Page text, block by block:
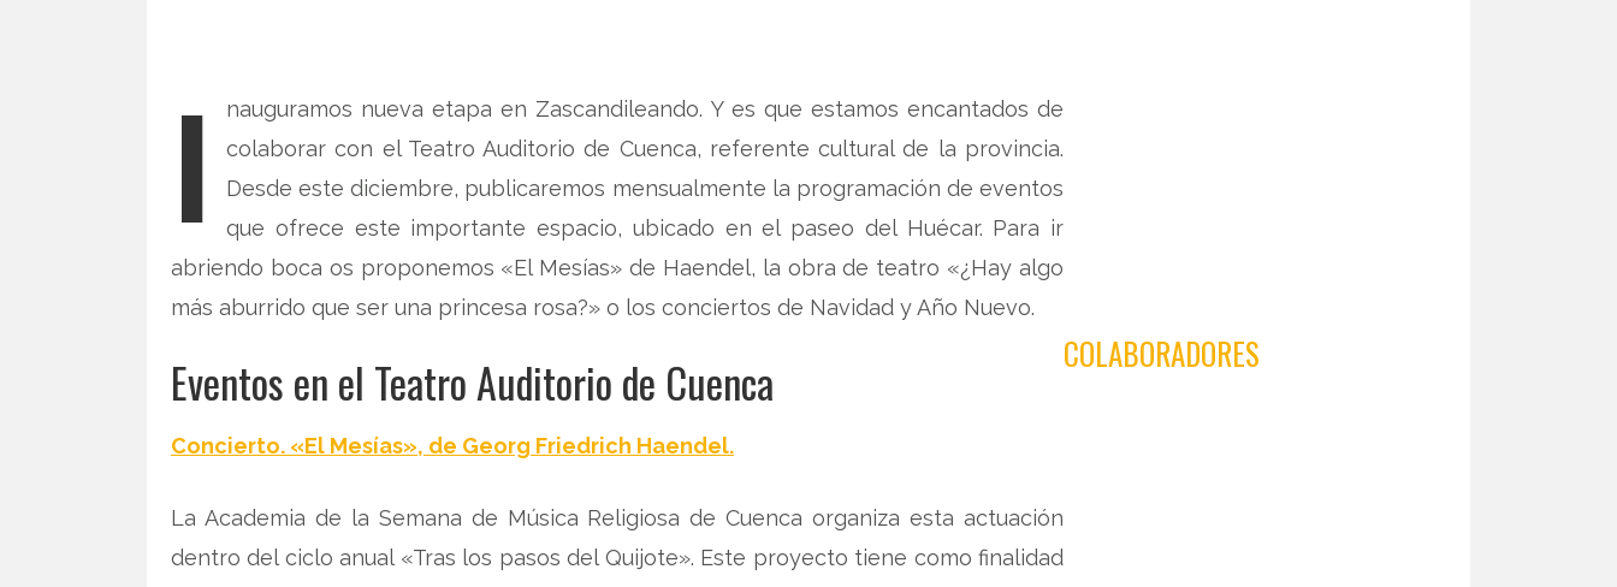
I
nauguramos nueva etapa en Zascandileando. Y es que estamos encantados de
colaborar con el Teatro Auditorio de Cuenca, referente cultural de la provincia.
Desde este diciembre, publicaremos mensualmente la programación de eventos
que ofrece este importante espacio, ubicado en el paseo del Huécar. Para ir
abriendo boca os proponemos «El Mesías» de Haendel, la obra de teatro «¿Hay algo
más aburrido que ser una princesa rosa?» o los conciertos de Navidad y Año Nuevo.
Eventos en el Teatro Auditorio de Cuenca
Concierto. «El Mesías», de Georg Friedrich Haendel.
La Academia de la Semana de Música Religiosa de Cuenca organiza esta actuación
dentro del ciclo anual «Tras los pasos del Quijote». Este proyecto tiene como finalidad
COLABORADORES